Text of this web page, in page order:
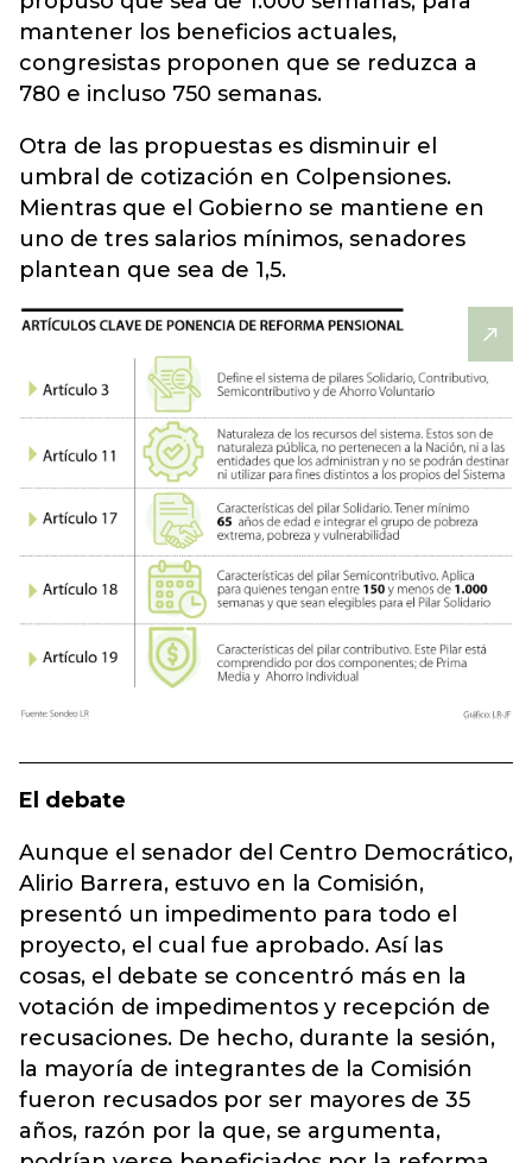
mantener los beneficios actuales,
congresistas proponen que se reduzca a
780 e incluso 750 semanas.
Otra de las propuestas es disminuir el
umbral de cotización en Colpensiones.
Mientras que el Gobierno se mantiene en
uno de tres salarios mínimos, senadores
plantean que sea de 1,5.
El debate
Aunque el senador del Centro Democrático,
Alirio Barrera, estuvo en la Comisión,
presentó un impedimento para todo el
proyecto, el cual fue aprobado. Así las
cosas, el debate se concentró más en la
votación de impedimentos y recepción de
recusaciones. De hecho, durante la sesión,
la mayoría de integrantes de la Comisión
fueron recusados por ser mayores de 35
años, razón por la que, se argumenta,